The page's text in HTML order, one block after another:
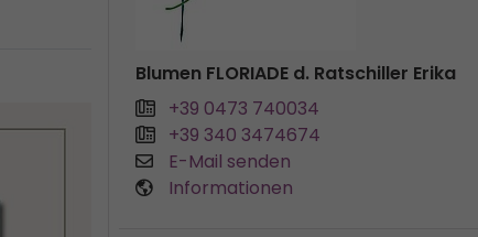
Blumen FLORIADE d. Ratschiller Erika
+39 0473 740034
+39 340 3474674
E-Mail senden
Informationen